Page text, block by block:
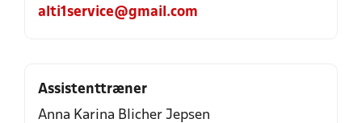
alti1service@gmail.com
Assistenttræner
Anna Karina Blicher Jepsen